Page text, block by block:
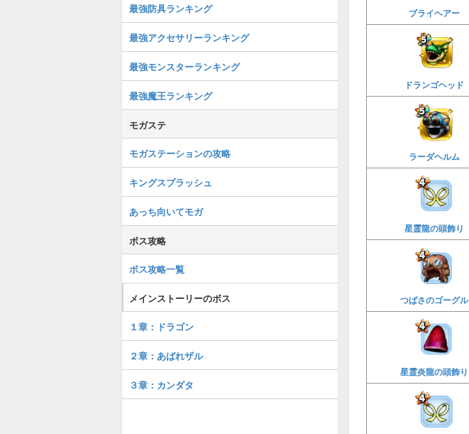
ブライヘアー
ドランゴヘッド
ラーダヘルム
星霊龍の頭飾り
つばさのゴーグル
星霊炎龍の頭飾り
最強防具ランキング
最強アクセサリーランキング
最強モンスターランキング
最強魔王ランキング
モガステ
モガステーションの攻略
キングスプラッシュ
あっち向いてモガ
ボス攻略
ボス攻略一覧
メインストーリーのボス
１章：ドラゴン
２章：あばれザル
３章：カンダタ